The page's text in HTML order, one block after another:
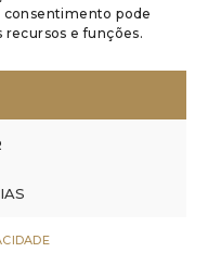
consentimento pode
e funções.